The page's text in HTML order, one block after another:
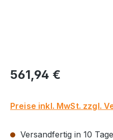
Regulärer Preis:
561,94 €
Preise inkl. MwSt. zzgl.
Versandfertig in 10